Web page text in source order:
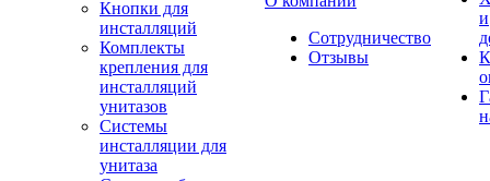
Кнопки для
инсталляций
Комплекты
крепления для
инсталляций
унитазов
Системы
инсталляции для
унитаза
Сотрудничество
Отзывы
и